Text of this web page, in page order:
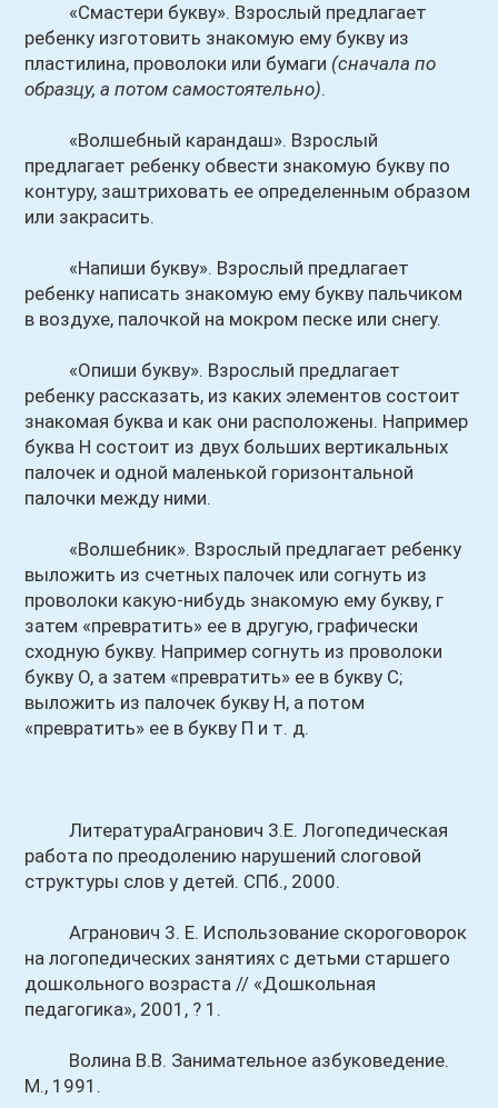
«Смастери букву». Взрослый предлагает
ребенку изготовить знакомую ему букву из
пластилина, проволоки или бумаги (сначала по
образцу, а потом самостоятельно).
«Волшебный карандаш». Взрослый
предлагает ребенку обвести знакомую букву по
контуру, заштриховать ее определенным образом
или закрасить.
«Напиши букву». Взрослый предлагает
ребенку написать знакомую ему букву пальчиком
в воздухе, палочкой на мокром песке или снегу.
«Опиши букву». Взрослый предлагает
ребенку рассказать, из каких элементов состоит
знакомая буква и как они расположены. Например
буква Н состоит из двух больших вертикальных
палочек и одной маленькой горизонтальной
палочки между ними.
«Волшебник». Взрослый предлагает ребенку
выложить из счетных палочек или согнуть из
проволоки какую-нибудь знакомую ему букву, г
затем «превратить» ее в другую, графически
сходную букву. Например согнуть из проволоки
букву О, а затем «превратить» ее в букву С;
выложить из палочек букву Н, а потом
«превратить» ее в букву П и т. д.
ЛитератураАгранович 3.Е. Логопедическая
работа по преодолению нарушений слоговой
структуры слов у детей. СПб., 2000.
Агранович 3. Е. Использование скороговорок
на логопедических занятиях с детьми старшего
дошкольного возраста // «Дошкольная
педагогика», 2001, ? 1.
Волина В.В. Занимательное азбуковедение.
М., 1991.